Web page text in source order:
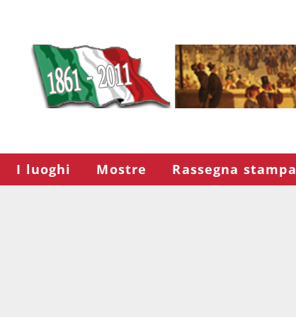
I luoghi Mostre Rassegna stampa